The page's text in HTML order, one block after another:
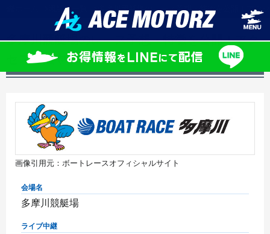
競艇場一覧 多摩川競艇場のレース予想・特徴を公開！アク
多摩川競艇場のレース予想・特徴を公開！アク
セス方法やライブ中継も！
画像引用元：ボートレースオフィシャルサイト
会場名
多摩川競艇場
ライブ中継